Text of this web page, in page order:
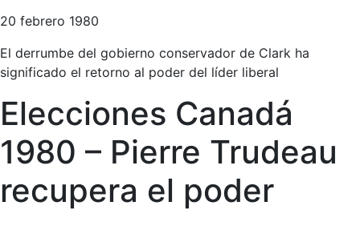
20 febrero 1980
El derrumbe del gobierno conservador de Clark ha
significado el retorno al poder del líder liberal
Elecciones Canadá
1980 – Pierre Trudeau
recupera el poder